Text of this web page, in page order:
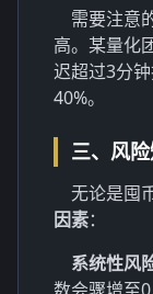
需要注意
高。某量化
迟超过3分
40%。
三、风
无论是囤
因素：
系统性风